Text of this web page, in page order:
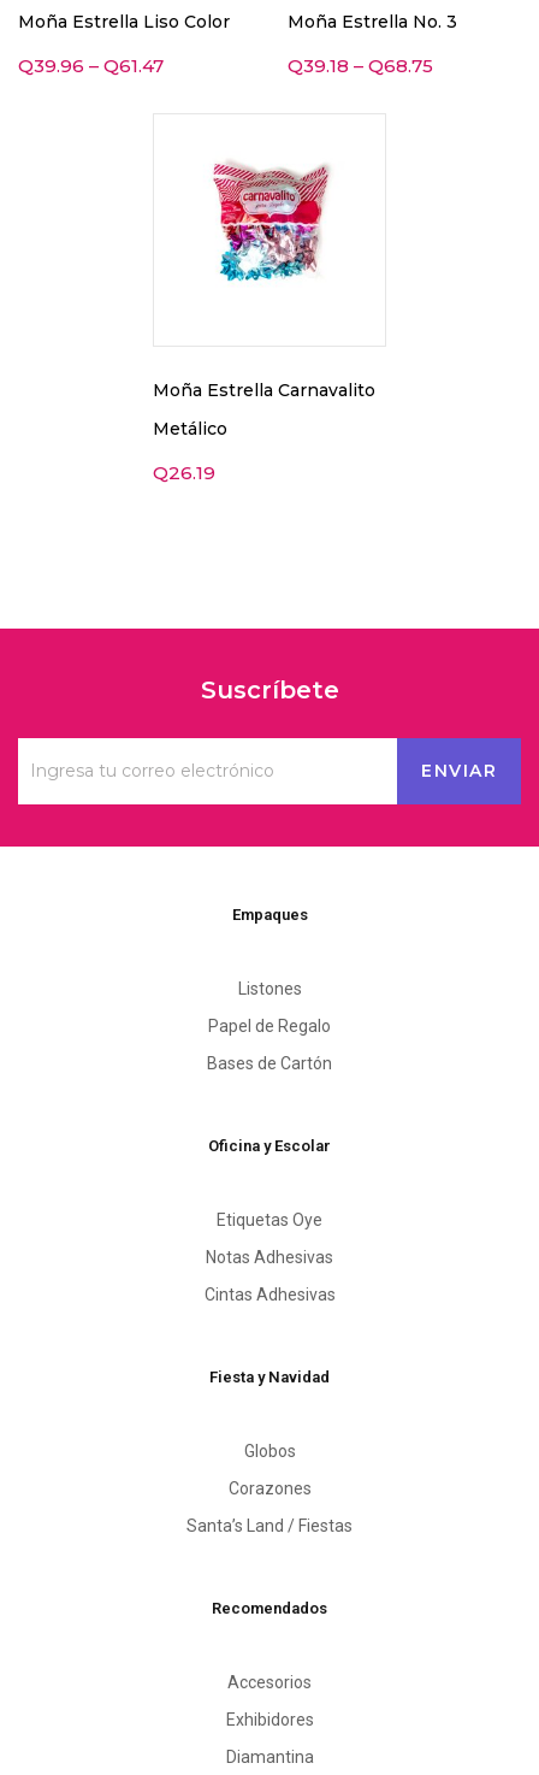
Moña Estrella Liso Color
Q39.96 – Q61.47
Moña Estrella No. 3
Q39.18 – Q68.75
Moña Estrella Carnavalito
Metálico
Q26.19
Suscríbete
Empaques
Listones
Papel de Regalo
Bases de Cartón
Oficina y Escolar
Etiquetas Oye
Notas Adhesivas
Cintas Adhesivas
Fiesta y Navidad
Globos
Corazones
Santa’s Land / Fiestas
Recomendados
Accesorios
Exhibidores
Diamantina